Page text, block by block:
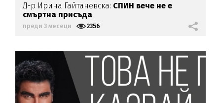
Д-р Ирина Гайтаневска: СПИН вече не е
смъртна присъда
преди 3 месеци 2356